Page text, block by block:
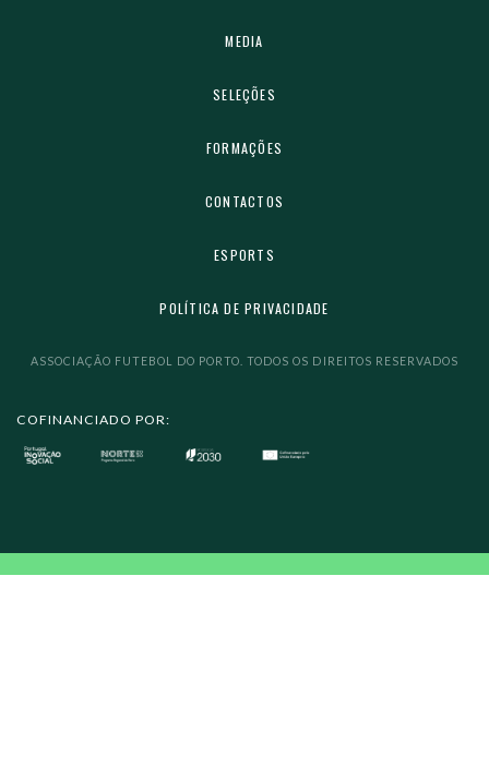
MEDIA
SELEÇÕES
FORMAÇÕES
CONTACTOS
ESPORTS
POLÍTICA DE PRIVACIDADE
ASSOCIAÇÃO FUTEBOL DO PORTO. TODOS OS DIREITOS RESERVADOS
COFINANCIADO POR: